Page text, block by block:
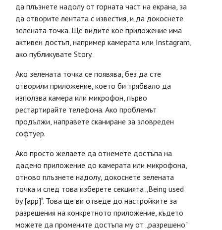
да плъзнете надолу от горната част на екрана, за
да отворите лентата с известия, и да докоснете
зелената точка. Ще видите кое приложение има
активен достъп, например камерата или Instagram,
ако публикувате Story.
Ако зелената точка се появява, без да сте
отворили приложение, което би трябвало да
използва камера или микрофон, първо
рестартирайте телефона. Ако проблемът
продължи, направете сканиране за зловреден
софтуер.
Ако просто желаете да отнемете достъпа на
дадено приложение до камерата или микрофона,
отново плъзнете надолу, докоснете зелената
точка и след това изберете секцията „Being used
by [app]". Това ще ви отведе до настройките за
разрешения на конкретното приложение, където
можете да промените достъпа му от „разрешено"